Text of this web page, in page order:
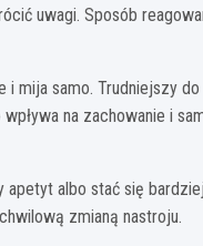
uwagi. Sposób
mija samo. Trudniejszy
na zachowanie i
albo stać się
zmianą nastroju.